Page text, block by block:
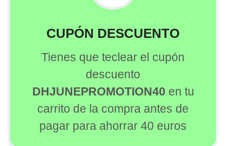
CUPÓN DESCUENTO
Tienes que teclear el cupón
descuento
DHJUNEPROMOTION40 en tu
carrito de la compra antes de
pagar para ahorrar 40 euros